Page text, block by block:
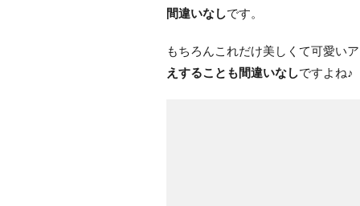
間違いなしです。
もちろんこれだけ美しくて可愛い
えすることも間違いなしですよね♪